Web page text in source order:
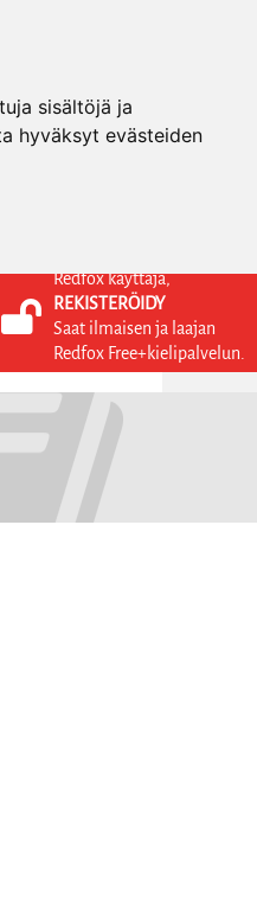
sisältöjä ja
hyväksyt evästeiden
KIRJAUDU SISÄÄN
REKISTERÖIDY
Redfox käyttäjä,
REKISTERÖIDY
Saat ilmaisen ja laajan
Redfox Free+kielipalvelun.